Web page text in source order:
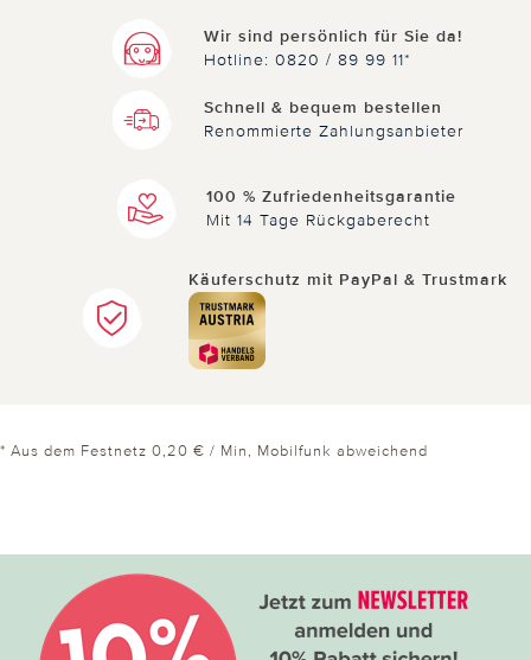
Wir sind persönlich für Sie da!
Hotline: 0820 / 89 99 11*
Schnell & bequem bestellen
Renommierte Zahlungsanbieter
100 % Zufriedenheitsgarantie
Mit 14 Tage Rückgaberecht
Käuferschutz mit PayPal & Trustmark
* Aus dem Festnetz 0,20 € / Min, Mobilfunk abweichend